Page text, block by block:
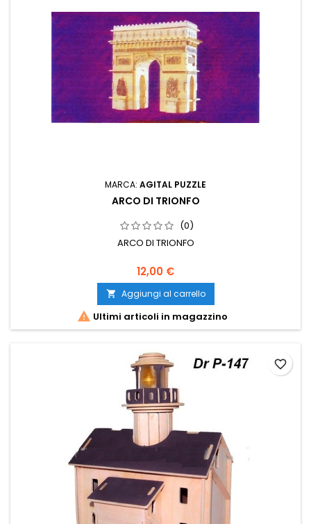
MARCA: AGITAL PUZZLE
ARCO DI TRIONFO
(0)
ARCO DI TRIONFO
12,00 €
 Aggiungi al carrello
 Ultimi articoli in magazzino
favorite_border